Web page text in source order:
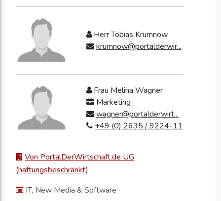
Herr Tobias Krumnow
krumnow@portalderwir...
Frau Melina Wagner
Marketing
wagner@portalderwirt...
+49 (0) 2635 / 9224-11
Von PortalDerWirtschaft.de UG
(haftungsbeschränkt)
IT, New Media & Software